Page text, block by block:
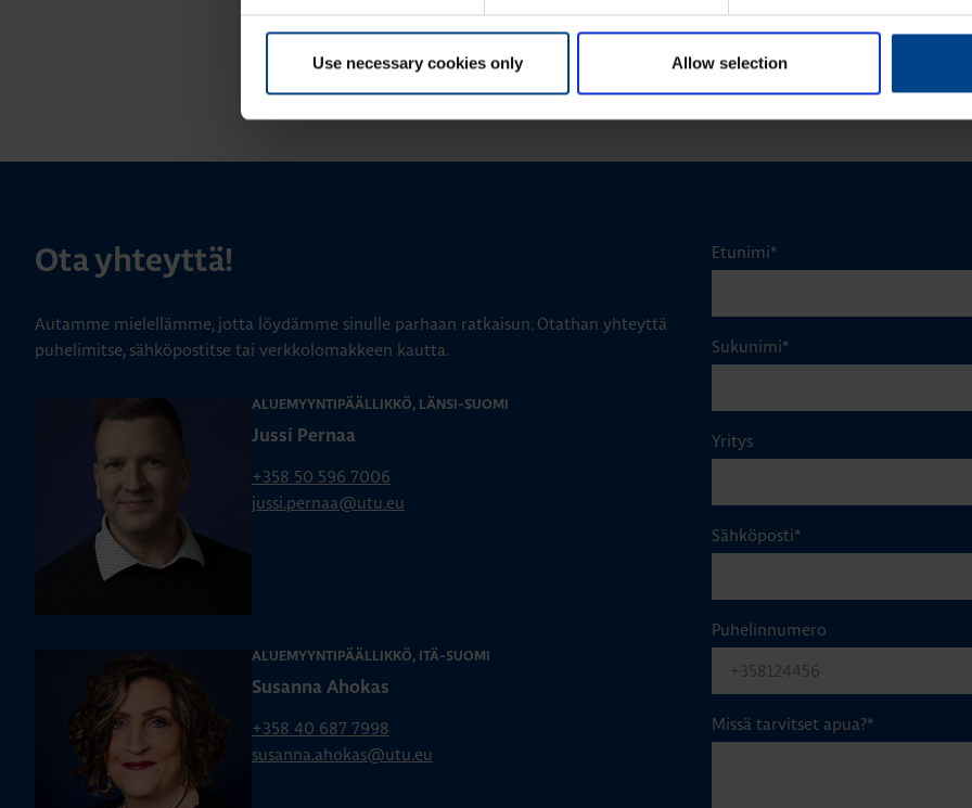
Use necessary cookies only Allow selection
Ota yhteyttä!
Autamme mielellämme, jotta löydämme sinulle parhaan ratkaisun. Otathan yhteyttä
puhelimitse, sähköpostitse tai verkkolomakkeen kautta.
ALUEMYYNTIPÄÄLLIKKÖ, LÄNSI-SUOMI
Jussi Pernaa
+358 50 596 7006
jussi.pernaa@utu.eu
ALUEMYYNTIPÄÄLLIKKÖ, ITÄ-SUOMI
Susanna Ahokas
+358 40 687 7998
susanna.ahokas@utu.eu
Etunimi*
Sukunimi*
Yritys
Sähköposti*
Puhelinnumero
Missä tarvitset apua?*